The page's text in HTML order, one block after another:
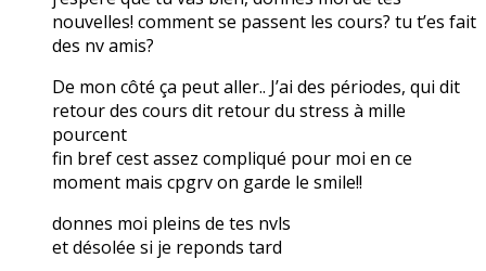
nouvelles! comment se passent les cours? tu t’es fait
des nv amis?
De mon côté ça peut aller.. J’ai des périodes, qui dit
retour des cours dit retour du stress à mille
pourcent
fin bref cest assez compliqué pour moi en ce
moment mais cpgrv on garde le smile!!
donnes moi pleins de tes nvls
et désolée si je reponds tard